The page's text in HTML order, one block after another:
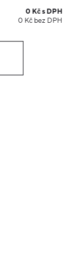
0 Kč s DPH
0 Kč bez DPH